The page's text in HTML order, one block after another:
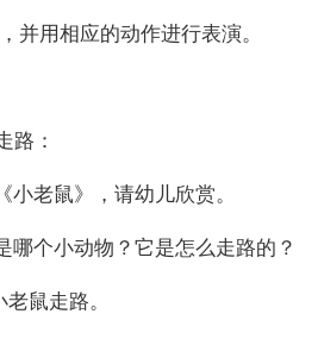
用相应的动作进行表演。
：
老鼠》，请幼儿欣赏。
个小动物？它是怎么走路的？
鼠走路。